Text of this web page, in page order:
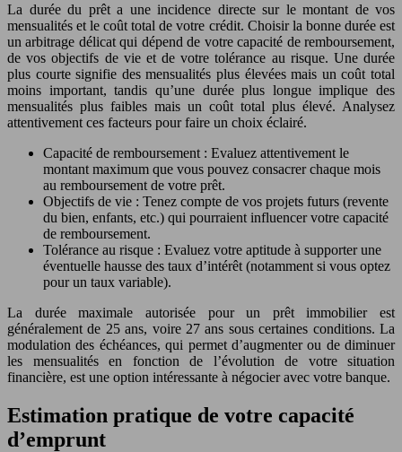
La durée du prêt a une incidence directe sur le montant de vos
mensualités et le coût total de votre crédit. Choisir la bonne durée est
un arbitrage délicat qui dépend de votre capacité de remboursement,
de vos objectifs de vie et de votre tolérance au risque. Une durée
plus courte signifie des mensualités plus élevées mais un coût total
moins important, tandis qu’une durée plus longue implique des
mensualités plus faibles mais un coût total plus élevé. Analysez
attentivement ces facteurs pour faire un choix éclairé.
Capacité de remboursement : Evaluez attentivement le
montant maximum que vous pouvez consacrer chaque mois
au remboursement de votre prêt.
Objectifs de vie : Tenez compte de vos projets futurs (revente
du bien, enfants, etc.) qui pourraient influencer votre capacité
de remboursement.
Tolérance au risque : Evaluez votre aptitude à supporter une
éventuelle hausse des taux d’intérêt (notamment si vous optez
pour un taux variable).
La durée maximale autorisée pour un prêt immobilier est
généralement de 25 ans, voire 27 ans sous certaines conditions. La
modulation des échéances, qui permet d’augmenter ou de diminuer
les mensualités en fonction de l’évolution de votre situation
financière, est une option intéressante à négocier avec votre banque.
Estimation pratique de votre capacité
d’emprunt